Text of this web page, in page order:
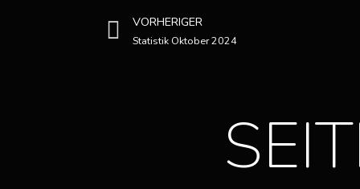
VORHERIGER
Statistik Oktober 2024